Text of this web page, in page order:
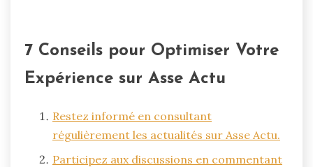
7 Conseils pour Optimiser Votre
Expérience sur Asse Actu
Restez informé en consultant
régulièrement les actualités sur Asse Actu.
Participez aux discussions en commentant